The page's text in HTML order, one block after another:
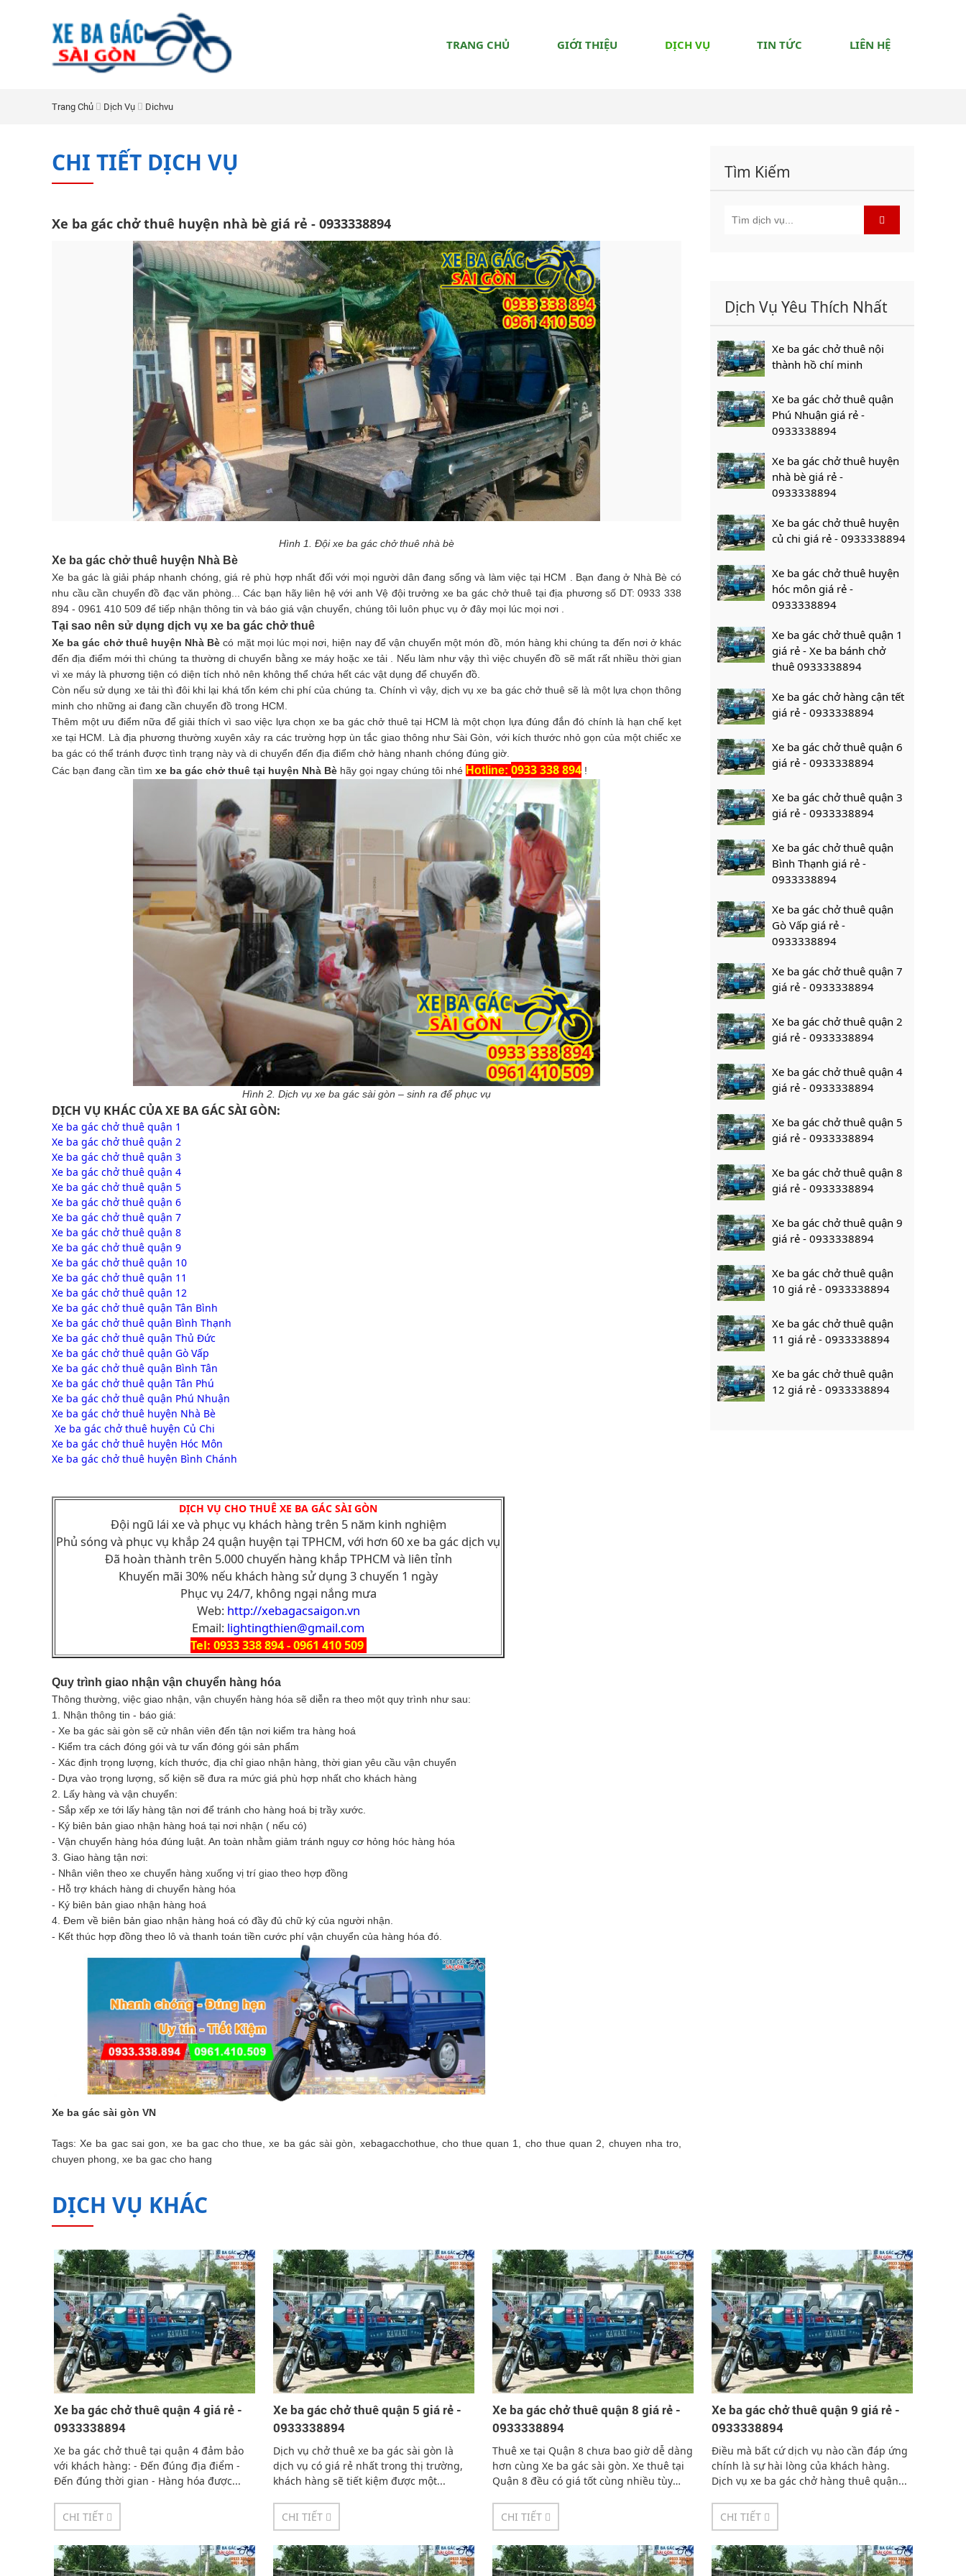
TRANG CHỦ GIỚI THIỆU DỊCH VỤ TIN TỨC LIÊN HỆ
Trang Chủ Dịch Vụ Dichvu
CHI TIẾT DỊCH VỤ
Xe ba gác chở thuê huyện nhà bè giá rẻ - 0933338894
Hình 1. Đội xe ba gác chở thuê nhà bè
Xe ba gác chở thuê huyện Nhà Bè
Xe ba gác là giải pháp nhanh chóng, giá rẻ phù hợp nhất đối với mọi người dân đang sống và làm việc tại HCM . Bạn đang ở Nhà Bè có
nhu cầu cần chuyển đồ đạc văn phòng... Các bạn hãy liên hệ với anh Vệ đội trưởng xe ba gác chở thuê tại địa phương số DT: 0933 338
894 - 0961 410 509 để tiếp nhận thông tin và báo giá vận chuyển, chúng tôi luôn phục vụ ở đây mọi lúc mọi nơi .
Tại sao nên sử dụng dịch vụ xe ba gác chở thuê
Xe ba gác chở thuê huyện Nhà Bè có mặt mọi lúc mọi nơi, hiện nay để vận chuyển một món đồ, món hàng khi chúng ta đến nơi ở khác
đến địa điểm mới thì chúng ta thường di chuyển bằng xe máy hoặc xe tải . Nếu làm như vậy thì việc chuyển đồ sẽ mất rất nhiều thời gian
vì xe máy là phương tiện có diện tích nhỏ nên không thể chứa hết các vật dụng để chuyển đồ.
Còn nếu sử dụng xe tải thì đôi khi lại khá tốn kém chi phí của chúng ta. Chính vì vậy, dịch vụ xe ba gác chở thuê sẽ là một lựa chọn thông
minh cho những ai đang cần chuyển đồ trong HCM.
Thêm một ưu điểm nữa để giải thích vì sao việc lựa chọn xe ba gác chở thuê tại HCM là một chọn lựa đúng đắn đó chính là hạn chế kẹt
xe tại HCM. Là địa phương thường xuyên xảy ra các trường hợp ùn tắc giao thông như Sài Gòn, với kích thước nhỏ gọn của một chiếc xe
ba gác có thể tránh được tình trạng này và di chuyển đến địa điểm chở hàng nhanh chóng đúng giờ.
Các bạn đang cần tìm xe ba gác chở thuê tại huyện Nhà Bè hãy gọi ngay chúng tôi nhé Hotline: 0933 338 894 !
Hình 2. Dịch vụ xe ba gác sài gòn – sinh ra để phục vụ
DỊCH VỤ KHÁC CỦA XE BA GÁC SÀI GÒN:
Xe ba gác chở thuê quận 1
Xe ba gác chở thuê quận 2
Xe ba gác chở thuê quận 3
Xe ba gác chở thuê quận 4
Xe ba gác chở thuê quận 5
Xe ba gác chở thuê quận 6
Xe ba gác chở thuê quận 7
Xe ba gác chở thuê quận 8
Xe ba gác chở thuê quận 9
Xe ba gác chở thuê quận 10
Xe ba gác chở thuê quận 11
Xe ba gác chở thuê quận 12
Xe ba gác chở thuê quận Tân Bình
Xe ba gác chở thuê quận Bình Thạnh
Xe ba gác chở thuê quận Thủ Đức
Xe ba gác chở thuê quận Gò Vấp
Xe ba gác chở thuê quận Bình Tân
Xe ba gác chở thuê quận Tân Phú
Xe ba gác chở thuê quận Phú Nhuận
Xe ba gác chở thuê huyện Nhà Bè
Xe ba gác chở thuê huyện Củ Chi
Xe ba gác chở thuê huyện Hóc Môn
Xe ba gác chở thuê huyện Bình Chánh
DỊCH VỤ CHO THUÊ XE BA GÁC SÀI GÒN
Đội ngũ lái xe và phục vụ khách hàng trên 5 năm kinh nghiệm
Phủ sóng và phục vụ khắp 24 quận huyện tại TPHCM, với hơn 60 xe ba gác dịch vụ
Đã hoàn thành trên 5.000 chuyến hàng khắp TPHCM và liên tỉnh
Khuyến mãi 30% nếu khách hàng sử dụng 3 chuyến 1 ngày
Phục vụ 24/7, không ngại nắng mưa
Web: http://xebagacsaigon.vn
Email: lightingthien@gmail.com
Tel: 0933 338 894 - 0961 410 509
Quy trình giao nhận vận chuyển hàng hóa
Thông thường, việc giao nhận, vận chuyển hàng hóa sẽ diễn ra theo một quy trình như sau:
1. Nhận thông tin - báo giá:
- Xe ba gác sài gòn sẽ cử nhân viên đến tận nơi kiểm tra hàng hoá
- Kiểm tra cách đóng gói và tư vấn đóng gói sản phẩm
- Xác định trọng lượng, kích thước, địa chỉ giao nhận hàng, thời gian yêu cầu vận chuyển
- Dựa vào trọng lượng, số kiện sẽ đưa ra mức giá phù hợp nhất cho khách hàng
2. Lấy hàng và vận chuyển:
- Sắp xếp xe tới lấy hàng tận nơi để tránh cho hàng hoá bị trầy xước.
- Ký biên bản giao nhận hàng hoá tại nơi nhận ( nếu có)
- Vận chuyển hàng hóa đúng luật. An toàn nhằm giảm tránh nguy cơ hỏng hóc hàng hóa
3. Giao hàng tận nơi:
- Nhân viên theo xe chuyển hàng xuống vị trí giao theo hợp đồng
- Hỗ trợ khách hàng di chuyển hàng hóa
- Ký biên bản giao nhận hàng hoá
4. Đem về biên bản giao nhận hàng hoá có đầy đủ chữ ký của người nhận.
- Kết thúc hợp đồng theo lô và thanh toán tiền cước phí vận chuyển của hàng hóa đó.
Xe ba gác sài gòn VN
Tags: Xe ba gac sai gon, xe ba gac cho thue, xe ba gác sài gòn, xebagacchothue, cho thue quan 1, cho thue quan 2, chuyen nha tro,
chuyen phong, xe ba gac cho hang
Tìm Kiếm
Dịch Vụ Yêu Thích Nhất
Xe ba gác chở thuê nội
thành hồ chí minh
Xe ba gác chở thuê quận
Phú Nhuận giá rẻ -
0933338894
Xe ba gác chở thuê huyện
nhà bè giá rẻ -
0933338894
Xe ba gác chở thuê huyện
củ chi giá rẻ - 0933338894
Xe ba gác chở thuê huyện
hóc môn giá rẻ -
0933338894
Xe ba gác chở thuê quận 1
giá rẻ - Xe ba bánh chở
thuê 0933338894
Xe ba gác chở hàng cận tết
giá rẻ - 0933338894
Xe ba gác chở thuê quận 6
giá rẻ - 0933338894
Xe ba gác chở thuê quận 3
giá rẻ - 0933338894
Xe ba gác chở thuê quận
Bình Thạnh giá rẻ -
0933338894
Xe ba gác chở thuê quận
Gò Vấp giá rẻ -
0933338894
Xe ba gác chở thuê quận 7
giá rẻ - 0933338894
Xe ba gác chở thuê quận 2
giá rẻ - 0933338894
Xe ba gác chở thuê quận 4
giá rẻ - 0933338894
Xe ba gác chở thuê quận 5
giá rẻ - 0933338894
Xe ba gác chở thuê quận 8
giá rẻ - 0933338894
Xe ba gác chở thuê quận 9
giá rẻ - 0933338894
Xe ba gác chở thuê quận
10 giá rẻ - 0933338894
Xe ba gác chở thuê quận
11 giá rẻ - 0933338894
Xe ba gác chở thuê quận
12 giá rẻ - 0933338894
DỊCH VỤ KHÁC
Xe ba gác chở thuê quận 4 giá rẻ -
0933338894
Xe ba gác chở thuê tại quận 4 đảm bảo
với khách hàng: - Đến đúng địa điểm -
Đến đúng thời gian - Hàng hóa được...
CHI TIẾT
Xe ba gác chở thuê quận 5 giá rẻ -
0933338894
Dịch vụ chở thuê xe ba gác sài gòn là
dịch vụ có giá rẻ nhất trong thị trường,
khách hàng sẽ tiết kiệm được một...
CHI TIẾT
Xe ba gác chở thuê quận 8 giá rẻ -
0933338894
Thuê xe tại Quận 8 chưa bao giờ dễ dàng
hơn cùng Xe ba gác sài gòn. Xe thuê tại
Quận 8 đều có giá tốt cùng nhiều tùy
CHI TIẾT
Xe ba gác chở thuê quận 9 giá rẻ -
0933338894
Điều mà bất cứ dịch vụ nào cần đáp ứng
chính là sự hài lòng của khách hàng.
Dịch vụ xe ba gác chở hàng thuê quận...
CHI TIẾT